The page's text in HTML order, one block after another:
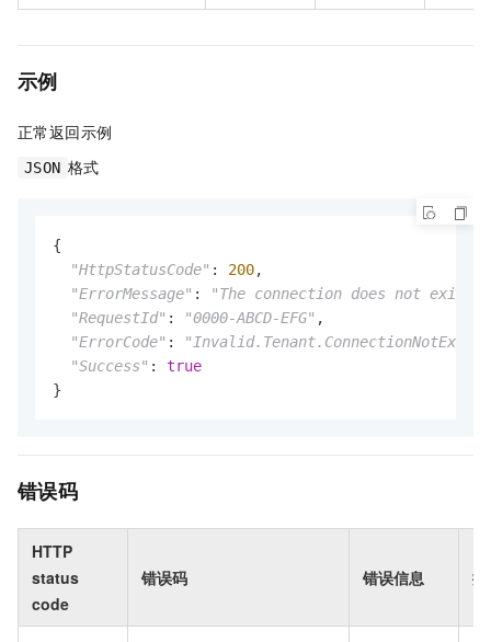
示例
正常返回示例
JSON 格式
{
"HttpStatusCode" : 200,
"ErrorMessage" :
"The connection does not exist."
"RequestId" : "0000-ABCD-EFG" ,
"ErrorCode" :
"Success" : true
}
错误码
HTTP
status
code
错误码 错误信息